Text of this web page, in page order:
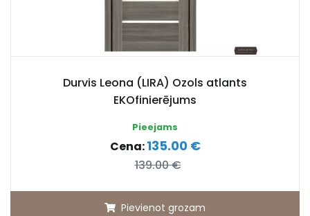
Durvis Leona (LIRA) Ozols atlants
EKOfinierējums
Pieejams
Cena:135.00 €
139.00 €
Pievienot grozam